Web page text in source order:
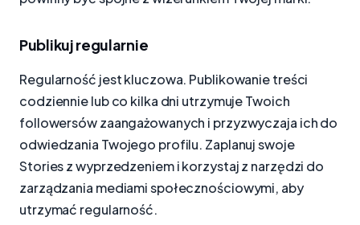
Publikuj regularnie
Regularność jest kluczowa. Publikowanie treści
codziennie lub co kilka dni utrzymuje Twoich
followersów zaangażowanych i przyzwyczaja ich do
odwiedzania Twojego profilu. Zaplanuj swoje
Stories z wyprzedzeniem i korzystaj z narzędzi do
zarządzania mediami społecznościowymi, aby
utrzymać regularność.